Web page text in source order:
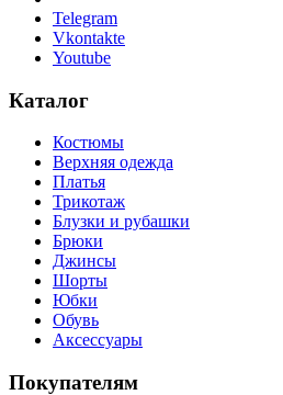
Telegram
Vkontakte
Youtube
Каталог
Костюмы
Верхняя одежда
Платья
Трикотаж
Блузки и рубашки
Брюки
Джинсы
Шорты
Юбки
Обувь
Аксессуары
Покупателям